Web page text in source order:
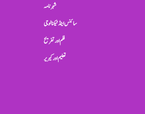
شہرنامہ
سائنس اینڈ ٹیکنالوجی
فلم اور تفریح
تعلیم اور کیریر